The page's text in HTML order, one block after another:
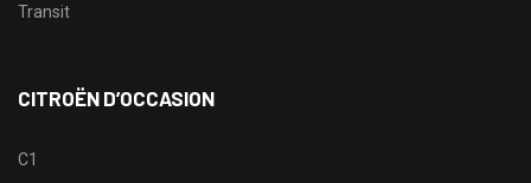
Transit
CITROËN D’OCCASION
C1